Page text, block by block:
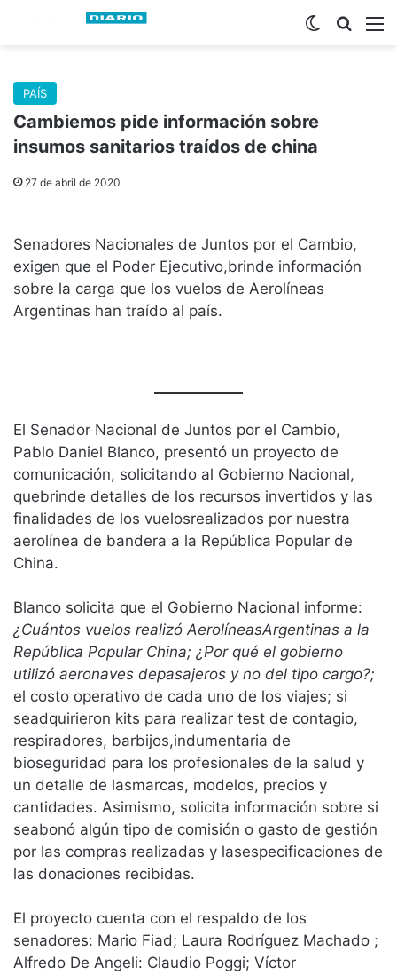
Buscar
Switch skin
PAÍS
Cambiemos pide información sobre
insumos sanitarios traídos de china
27 de abril de 2020
Senadores Nacionales de Juntos por el Cambio,
exigen que el Poder Ejecutivo,brinde información
sobre la carga que los vuelos de Aerolíneas
Argentinas han traído al país.
El Senador Nacional de Juntos por el Cambio,
Pablo Daniel Blanco, presentó un proyecto de
comunicación, solicitando al Gobierno Nacional,
quebrinde detalles de los recursos invertidos y las
finalidades de los vuelosrealizados por nuestra
aerolínea de bandera a la República Popular de
China.
Blanco solicita que el Gobierno Nacional informe:
¿Cuántos vuelos realizó AerolíneasArgentinas a la
República Popular China; ¿Por qué el gobierno
utilizó aeronaves depasajeros y no del tipo cargo?;
el costo operativo de cada uno de los viajes; si
seadquirieron kits para realizar test de contagio,
respiradores, barbijos,indumentaria de
bioseguridad para los profesionales de la salud y
un detalle de lasmarcas, modelos, precios y
cantidades. Asimismo, solicita información sobre si
seabonó algún tipo de comisión o gasto de gestión
por las compras realizadas y lasespecificaciones de
las donaciones recibidas.
El proyecto cuenta con el respaldo de los
senadores: Mario Fiad; Laura Rodríguez Machado ;
Alfredo De Angeli: Claudio Poggi; Víctor